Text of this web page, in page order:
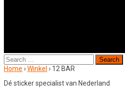
Search
for:
Home ›Winkel › 12 BAR
Dé sticker specialist van Nederland